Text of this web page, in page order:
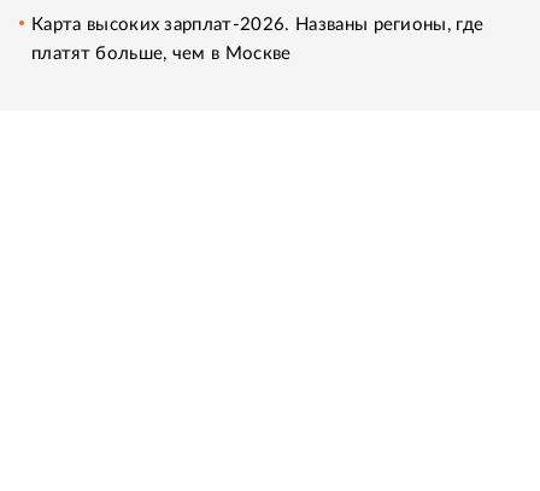
Карта высоких зарплат-2026. Названы регионы, где
платят больше, чем в Москве